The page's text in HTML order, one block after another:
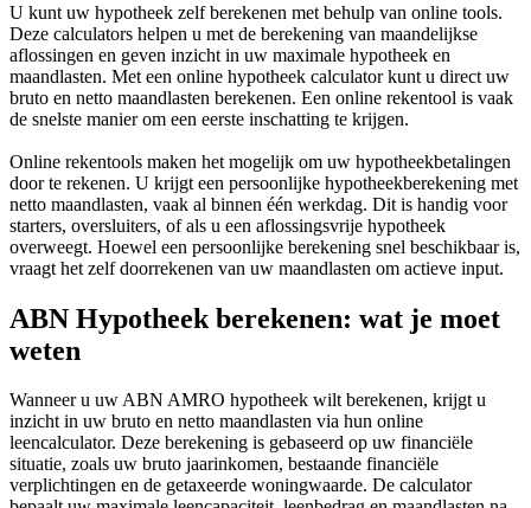
U kunt uw hypotheek zelf berekenen met behulp van online tools.
Deze calculators helpen u met de berekening van maandelijkse
aflossingen en geven inzicht in uw maximale hypotheek en
maandlasten. Met een online hypotheek calculator kunt u direct uw
bruto en netto maandlasten berekenen. Een online rekentool is vaak
de snelste manier om een eerste inschatting te krijgen.
Online rekentools maken het mogelijk om uw hypotheekbetalingen
door te rekenen. U krijgt een persoonlijke hypotheekberekening met
netto maandlasten, vaak al binnen één werkdag. Dit is handig voor
starters, oversluiters, of als u een aflossingsvrije hypotheek
overweegt. Hoewel een persoonlijke berekening snel beschikbaar is,
vraagt het zelf doorrekenen van uw maandlasten om actieve input.
ABN Hypotheek berekenen: wat je moet
weten
Wanneer u uw ABN AMRO hypotheek wilt berekenen, krijgt u
inzicht in uw bruto en netto maandlasten via hun online
leencalculator. Deze berekening is gebaseerd op uw financiële
situatie, zoals uw bruto jaarinkomen, bestaande financiële
verplichtingen en de getaxeerde woningwaarde. De calculator